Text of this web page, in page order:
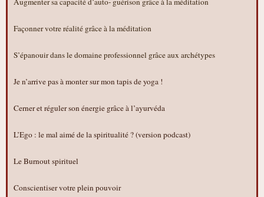
Façonner votre réalité grâce à la méditation
S’épanouir dans le domaine professionnel grâce aux archétypes
Je n’arrive pas à monter sur mon tapis de yoga !
Cerner et réguler son énergie grâce à l’ayurvéda
L’Ego : le mal aimé de la spiritualité ? (version podcast)
Le Burnout spirituel
Conscientiser votre plein pouvoir